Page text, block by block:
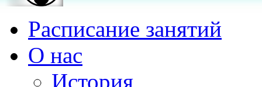
Расписание занятий
О нас
История